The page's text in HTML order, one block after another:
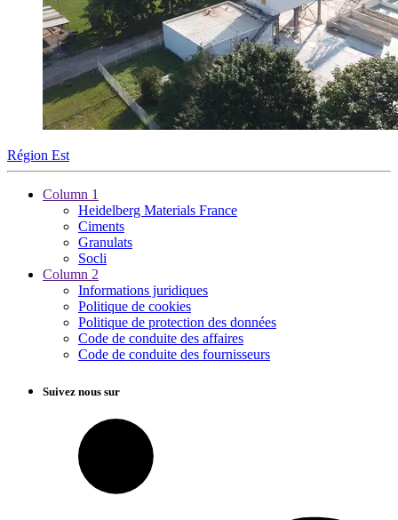
Région Est
Column 1
Heidelberg Materials France
Ciments
Granulats
Socli
Column 2
Informations juridiques
Politique de cookies
Politique de protection des données
Code de conduite des affaires
Code de conduite des fournisseurs
Suivez nous sur